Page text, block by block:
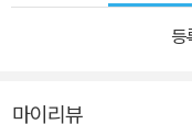
등
마이리뷰